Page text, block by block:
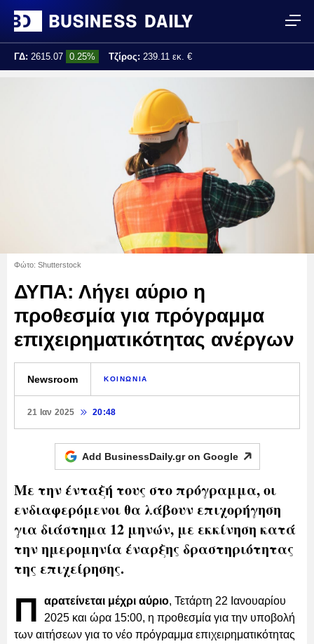
ΓΔ: 2615.07 0.25% Τζίρος: 239.11 εκ. €
Φώτο: Shutterstock
ΔΥΠΑ: Λήγει αύριο η
προθεσμία για πρόγραμμα
επιχειρηματικότητας ανέργων
Newsroom ΚΟΙΝΩΝΙΑ
21 Ιαν 2025 20:48
Add BusinessDaily.gr on Google
Με την ένταξή τους στο πρόγραμμα, οι
ενδιαφερόμενοι θα λάβουν επιχορήγηση
για διάστημα 12 μηνών, με εκκίνηση κατά
την ημερομηνία έναρξης δραστηριότητας
της επιχείρησης.
Π αρατείνεται μέχρι αύριο, Τετάρτη 22 Ιανουαρίου
2025 και ώρα 15:00, η προθεσμία για την υποβολή
των αιτήσεων για το νέο πρόγραμμα επιχειρηματικότητας